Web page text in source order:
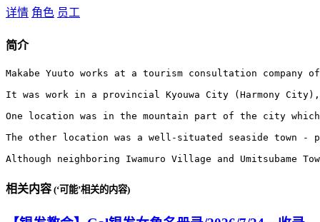
详情 角色 员工
简介
Makabe Yuuto works at a tourism consultation
It was work in a provincial Kyouwa City (Harmony
One location was in the mountain part of the city
The other location was a well-situated seaside town -
Although neighboring Iwamuro Village and
相关内容 (‘可能’相关的内容)